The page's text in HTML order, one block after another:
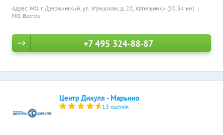
Адрес: МО, г. Дзержинский, ул. Угрешская, д. 22, Котельники (20.34 км)
МО, Восток
+7 495 324-88-87
Центр Дикуля - Марьино
13 оценок